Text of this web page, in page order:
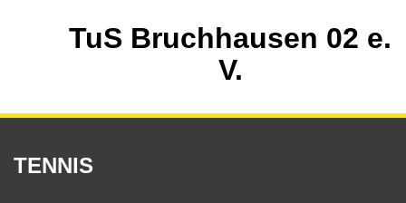
TuS Bruchhausen 02 e.
V.
TENNIS